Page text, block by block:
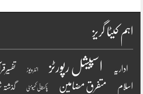
اہم کیٹا گریز
اداریہ اسپیشل رپورٹز انٹرویو ز
اسلام متفرق مضامین پاکستانی کمیونٹی